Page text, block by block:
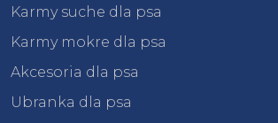
Karmy suche dla psa
Karmy mokre dla psa
Akcesoria dla psa
Ubranka dla psa